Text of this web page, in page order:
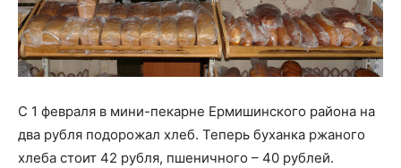
С 1 февраля в мини-пекарне Ермишинского района на
два рубля подорожал хлеб. Теперь буханка ржаного
хлеба стоит 42 рубля, пшеничного – 40 рублей.